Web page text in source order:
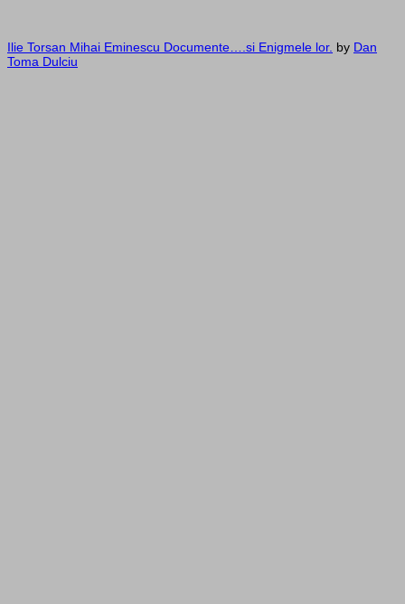
Ilie Torsan Mihai Eminescu Documente….si Enigmele lor. by Dan
Toma Dulciu